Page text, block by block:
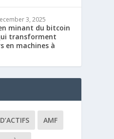
3, 2025
minant du bitcoin
transforment
en machines à
AMF